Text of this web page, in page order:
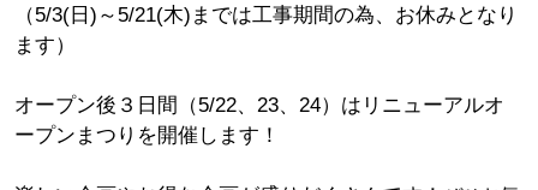
（5/3(日)～5/21(木)までは工事期間の為、お休みとなり
ます）
オープン後３日間（5/22、23、24）はリニューアルオ
ープンまつりを開催します！